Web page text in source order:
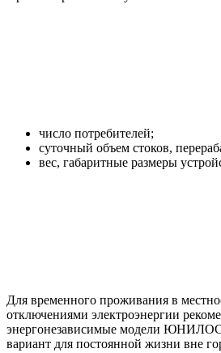
число потребителей;
суточный объем стоков,
вес, габаритные размеры
Для временного проживания в
отключениями электроэнергии
энергонезависимые модели
вариант для постоянной жизни вне